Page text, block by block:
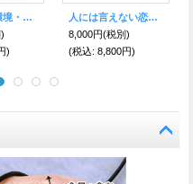
都合の悪い環境・状況を変化させる！魔術オイル Shifting Sands(シフティングサンド)
)
人には言えない恋が叶う魔術ペンダント バホメット 略奪愛や不倫など複雑恋愛・秘密の関係に！
8,000円(税別)
(税込: 8,800円)